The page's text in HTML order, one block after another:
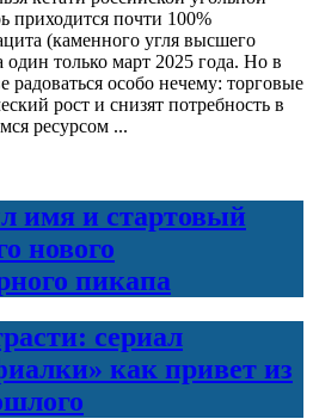
приходится почти 100%
(каменного угля высшего
один только март 2025 года. Но в
радоваться особо нечему: торговые
рост и снизят потребность в
ресурсом ...
имя и стартовый
нового
пикапа
сериал
как привет из